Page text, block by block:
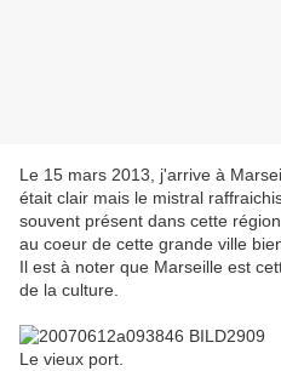
Le 15 mars 2013, j'arrive à
était clair mais le mistral
souvent présent dans cette
au coeur de cette grande ville
Il est à noter que Marseille est
de la culture.
Le vieux port.